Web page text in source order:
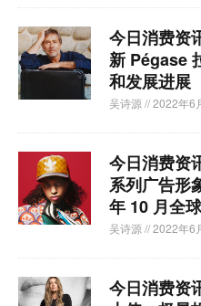
今日消费资
新 Pégase
和发展进展
吴诗源 // 2022年6
今日消费资
系列广告形
年 10 月全
吴诗源 // 2022年6
今日消费资